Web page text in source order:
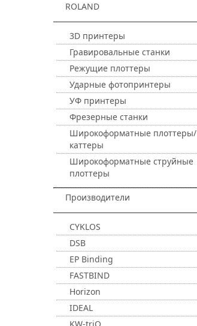
ROLAND
3D принтеры
Гравировальные станки
Режущие плоттеры
Ударные фотопринтеры
УФ принтеры
Фрезерные станки
Широкоформатные плоттеры/
каттеры
Широкоформатные струйные
плоттеры
Производители
CYKLOS
DSB
EP Binding
FASTBIND
Horizon
IDEAL